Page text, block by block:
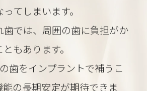
てしまいます。
歯では、周囲の歯に負担がか
もあります。
歯をインプラントで補うこ
能の長期安定が期待できま